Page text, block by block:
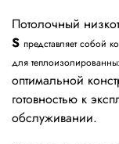
Потолочный
S представляет собой
для
оптимальной
готовностью к
обслуживании.